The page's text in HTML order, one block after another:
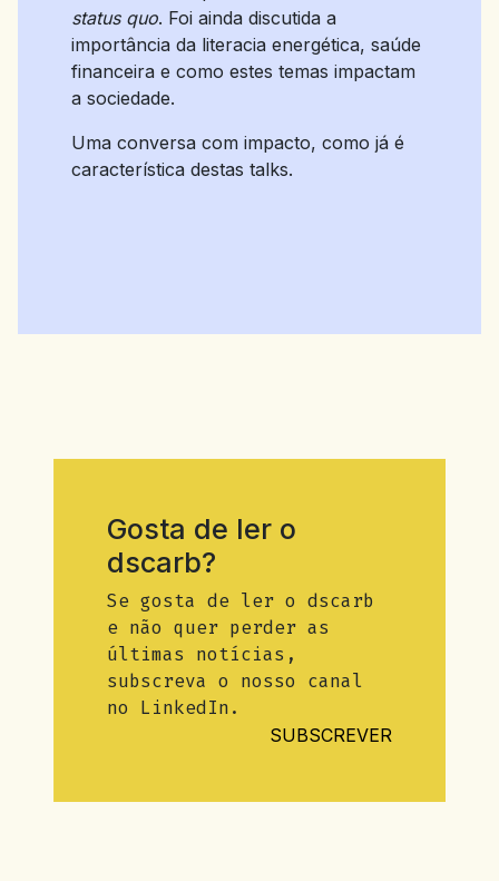
status quo. Foi ainda discutida a
importância da literacia energética, saúde
financeira e como estes temas impactam
a sociedade.
Uma conversa com impacto, como já é
característica destas talks.
Gosta de ler o
dscarb?
Se gosta de ler o dscarb
e não quer perder as
últimas notícias,
subscreva o nosso canal
no LinkedIn.
SUBSCREVER